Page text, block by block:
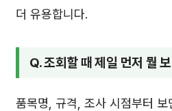
더 유용합니다.
Q. 조회할 때 제일 먼저 뭘
품목명, 규격, 조사 시점부터